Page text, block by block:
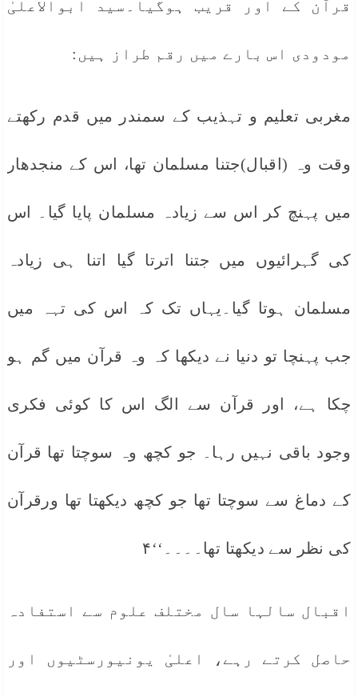
قرآن کے اور قریب ہوگیا۔سید ابوالاعلیٰ
مودودی اس بارے میں رقم طراز ہیں:
مغربی تعلیم و تہذیب کے سمندر میں قدم رکھتے
وقت وہ (اقبال)جتنا مسلمان تھا، اس کے منجدھار
میں پہنچ کر اس سے زیادہ مسلمان پایا گیا۔ اس
کی گہرائیوں میں جتنا اترتا گیا اتنا ہی زیادہ
مسلمان ہوتا گیا۔یہاں تک کہ اس کی تہہ میں
جب پہنچا تو دنیا نے دیکھا کہ وہ قرآن میں گم ہو
چکا ہے، اور قرآن سے الگ اس کا کوئی فکری
وجود باقی نہیں رہا۔ جو کچھ وہ سوچتا تھا قرآن
کے دماغ سے سوچتا تھا جو کچھ دیکھتا تھا ورقرآن
کی نظر سے دیکھتا تھا۔۔۔۔‘‘۴
اقبال سالہا سال مختلف علوم سے استفادہ
حاصل کرتے رہے، اعلیٰ یونیورسٹیوں اور